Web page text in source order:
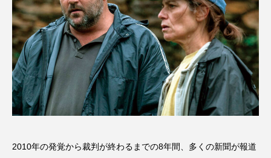
2010年の発覚から裁判が終わるまでの8年間、多くの新聞が報道